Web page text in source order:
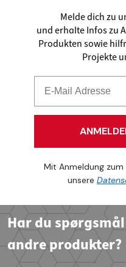
Melde dich zu
und erhalte Infos zu
Produkten sowie
Projekte
Mit Anmeldung
unsere
Har du
andre produkter?